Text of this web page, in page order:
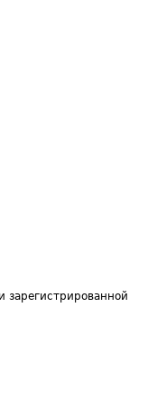
зарегистрированной